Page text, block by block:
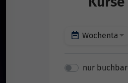
Wochentage
nur